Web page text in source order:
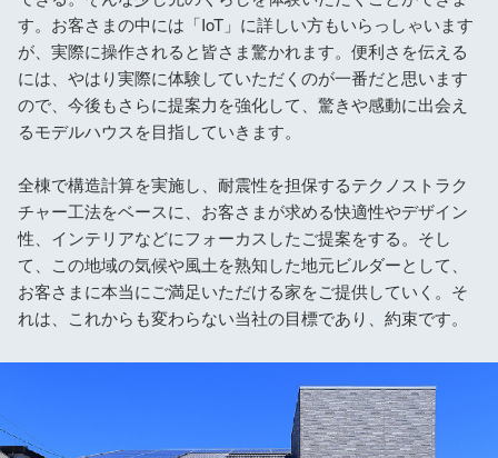
す。お客さまの中には「IoT」に詳しい方もいらっしゃいます
が、実際に操作されると皆さま驚かれます。便利さを伝える
には、やはり実際に体験していただくのが一番だと思います
ので、今後もさらに提案力を強化して、驚きや感動に出会え
るモデルハウスを目指していきます。
全棟で構造計算を実施し、耐震性を担保するテクノストラク
チャー工法をベースに、お客さまが求める快適性やデザイン
性、インテリアなどにフォーカスしたご提案をする。そし
て、この地域の気候や風土を熟知した地元ビルダーとして、
お客さまに本当にご満足いただける家をご提供していく。そ
れは、これからも変わらない当社の目標であり、約束です。